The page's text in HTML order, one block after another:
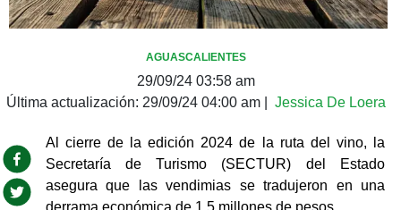
AGUASCALIENTES
29/09/24 03:58 am
Última actualización: 29/09/24 04:00 am Jessica De Loera
Al cierre de la edición 2024 de la ruta del vino, la
Secretaría de Turismo (SECTUR) del Estado
asegura que las vendimias se tradujeron en una
derrama económica de 1.5 millones de pesos.